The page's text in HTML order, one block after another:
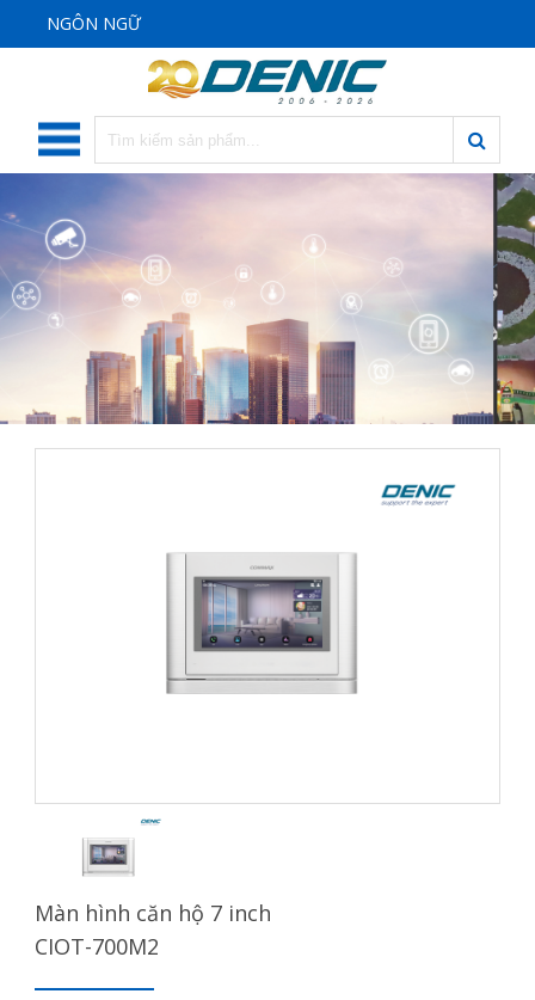
NGÔN NGỮ
Màn hình căn hộ 7 inch
CIOT-700M2